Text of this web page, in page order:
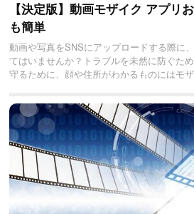
【決定版】動画モザイク アプリ
も簡単
動画や写真をSNSにアップロードする際に
てはいませんか？トラブルを未然に防ぐた
守るために、顔や住所がわかるものにはモ